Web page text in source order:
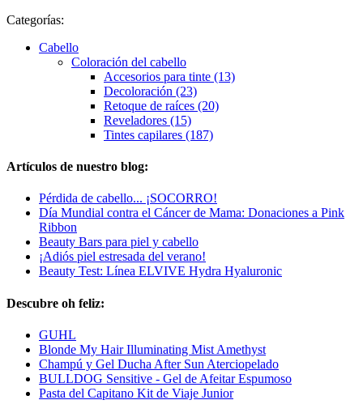
Categorías:
Cabello
Coloración del cabello
Accesorios para tinte (13)
Decoloración (23)
Retoque de raíces (20)
Reveladores (15)
Tintes capilares (187)
Artículos de nuestro blog:
Pérdida de cabello... ¡SOCORRO!
Día Mundial contra el Cáncer de Mama: Donaciones a Pink
Ribbon
Beauty Bars para piel y cabello
¡Adiós piel estresada del verano!
Beauty Test: Línea ELVIVE Hydra Hyaluronic
Descubre oh feliz:
GUHL
Blonde My Hair Illuminating Mist Amethyst
Champú y Gel Ducha After Sun Aterciopelado
BULLDOG Sensitive - Gel de Afeitar Espumoso
Pasta del Capitano Kit de Viaje Junior